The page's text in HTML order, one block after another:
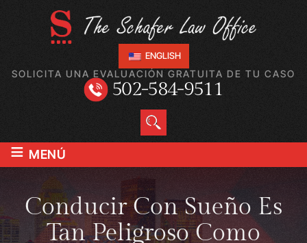
ENGLISH
SOLICITA UNA EVALUACIÓN GRATUITA DE TU CASO
502-584-9511
≡ MENÚ
Conducir Con Sueño Es
Tan Peligroso Como